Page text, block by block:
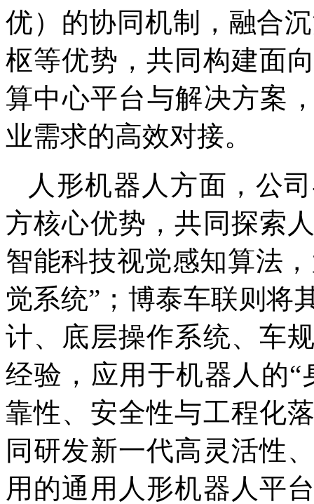
优）的协同机制，融合
枢等优势，共同构建面
算中心平台与解决方案
业需求的高效对接。
人形机器人方面，公
方核心优势，共同探索
智能科技视觉感知算法
觉系统”；博泰车联则将
计、底层操作系统、车
经验，应用于机器人的“
靠性、安全性与工程化
同研发新一代高灵活性
用的通用人形机器人平